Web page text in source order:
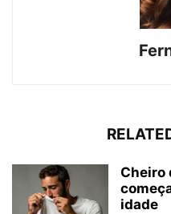
Cheiro
idade